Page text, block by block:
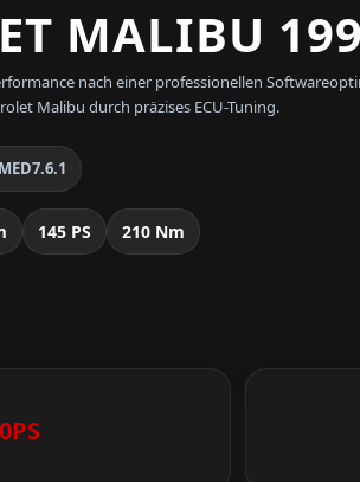
MALIBU
nach einer professionellen
Malibu durch präzises ECU-Tuning.
145 PS 210 Nm